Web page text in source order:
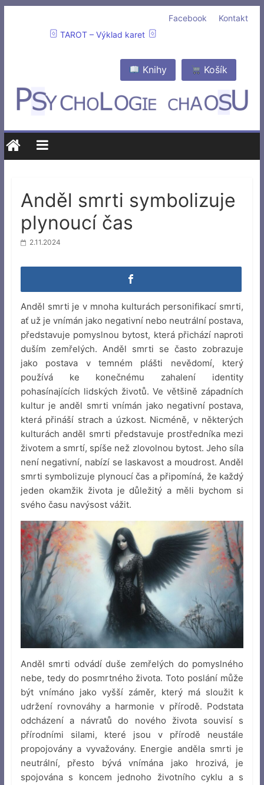
Kontakt
Facebook
TAROT – Výklad karet
Košík
Knihy
Anděl smrti symbolizuje
plynoucí čas
2.11.2024
Anděl smrti je v mnoha kulturách personifikací smrti,
ať už je vnímán jako negativní nebo neutrální postava,
představuje pomyslnou bytost, která přichází naproti
duším zemřelých. Anděl smrti se často zobrazuje
jako postava v temném plášti nevědomí, který
používá ke konečnému zahalení identity
pohasínajících lidských životů. Ve většině západních
kultur je anděl smrti vnímán jako negativní postava,
která přináší strach a úzkost. Nicméně, v některých
kulturách anděl smrti představuje prostředníka mezi
životem a smrtí, spíše než zlovolnou bytost. Jeho síla
není negativní, nabízí se laskavost a moudrost. Anděl
smrti symbolizuje plynoucí čas a připomíná, že každý
jeden okamžik života je důležitý a měli bychom si
svého času navýsost vážit.
Anděl smrti odvádí duše zemřelých do pomyslného
nebe, tedy do posmrtného života. Toto poslání může
být vnímáno jako vyšší záměr, který má sloužit k
udržení rovnováhy a harmonie v přírodě. Podstata
odcházení a návratů do nového života souvisí s
přírodními silami, které jsou v přírodě neustále
propojovány a vyvažovány. Energie anděla smrti je
neutrální, přesto bývá vnímána jako hrozivá, je
spojována s koncem jednoho životního cyklu a s